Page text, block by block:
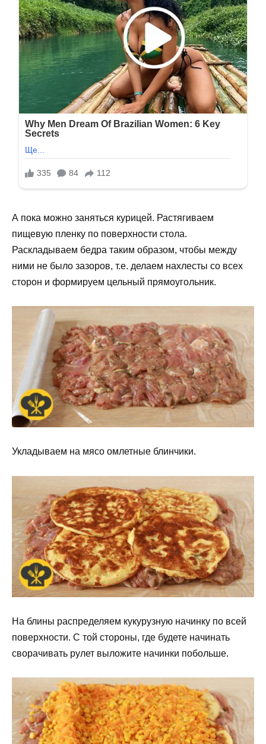
А пока можно заняться курицей. Растягиваем
пищевую пленку по поверхности стола.
Раскладываем бедра таким образом, чтобы между
ними не было зазоров, т.е. делаем нахлесты со всех
сторон и формируем цельный прямоугольник.
Укладываем на мясо омлетные блинчики.
На блины распределяем кукурузную начинку по всей
поверхности. С той стороны, где будете начинать
сворачивать рулет выложите начинки побольше.